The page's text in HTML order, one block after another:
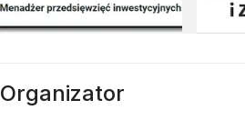
Organizator